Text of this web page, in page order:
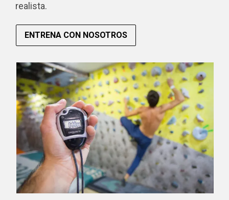
realista.
ENTRENA CON NOSOTROS